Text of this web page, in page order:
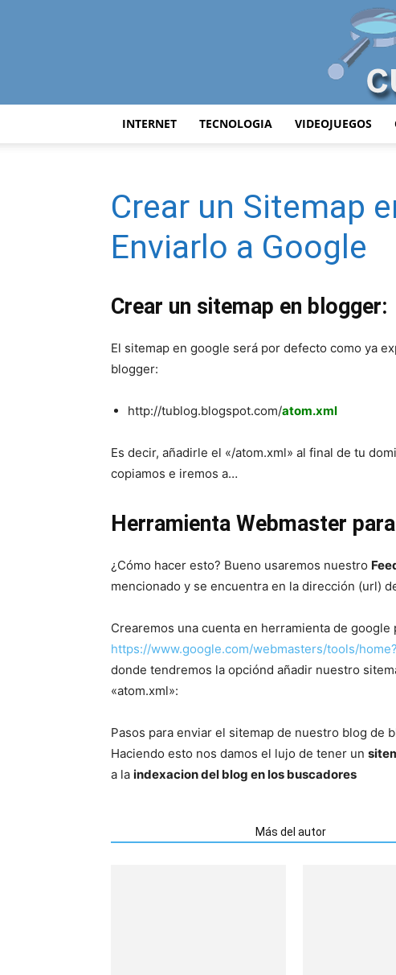
INTERNET TECNOLOGIA VIDEOJUEGOS
Crear un Sitemap
Enviarlo a Google
Crear un sitemap en blogger:
El sitemap en google será por defecto como ya
blogger:
http://tublog.blogspot.com/atom.xml
Es decir, añadirle el «/atom.xml» al final de tu
copiamos e iremos a…
Herramienta Webmaster
¿Cómo hacer esto? Bueno usaremos nuestro
mencionado y se encuentra en la dirección (url)
Crearemos una cuenta en herramienta de google
https://www.google.com/webmasters/tools/
donde tendremos la opciónd añadir nuestro
«atom.xml»:
Pasos para enviar el sitemap de nuestro blog de
Haciendo esto nos damos el lujo de tener un
a la indexacion del blog en los buscadores
Más del autor